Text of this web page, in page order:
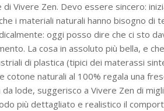
Vivere Zen. Devo essere sincero:
i materiali naturali hanno bisogno
oggi posso dire che ci sto
La cosa in assoluto più bella, e
di plastica (tipici dei materassi
naturali al 100% regala una
lode, suggerisco a Vivere Zen di
più dettagliato e realistico il